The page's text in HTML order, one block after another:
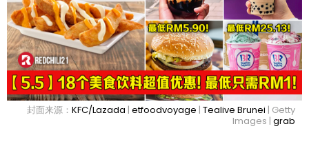
封面来源： KFC/Lazada | etfoodvoyage | Tealive Brunei | Getty
Images | grab